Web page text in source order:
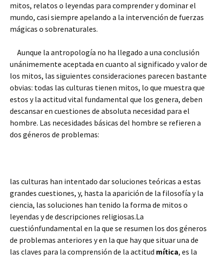
mitos, relatos o leyendas para comprender y dominar el
mundo, casi siempre apelando a la intervención de fuerzas
mágicas o sobrenaturales.
Aunque la antropología no ha llegado a una conclusión
unánimemente aceptada en cuanto al significado y valor de
los mitos, las siguientes consideraciones parecen bastante
obvias: todas las culturas tienen mitos, lo que muestra que
estos y la actitud vital fundamental que los genera, deben
descansar en cuestiones de absoluta necesidad para el
hombre. Las necesidades básicas del hombre se refieren a
dos géneros de problemas:
las culturas han intentado dar soluciones teóricas a estas
grandes cuestiones, y, hasta la aparición de la filosofía y la
ciencia, las soluciones han tenido la forma de mitos o
leyendas y de descripciones religiosas.La
cuestiónfundamental en la que se resumen los dos géneros
de problemas anteriores y en la que hay que situar una de
las claves para la comprensión de la actitud mítica, es la